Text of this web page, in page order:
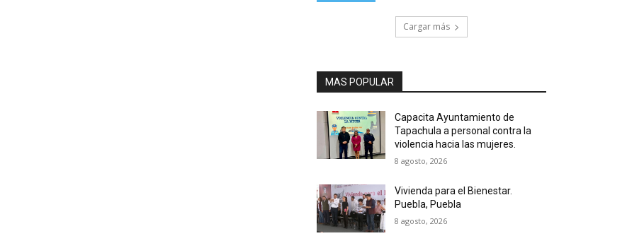
Cargar más
MAS POPULAR
Capacita Ayuntamiento de
Tapachula a personal contra la
violencia hacia las mujeres.
8 agosto, 2026
Vivienda para el Bienestar.
Puebla, Puebla
8 agosto, 2026